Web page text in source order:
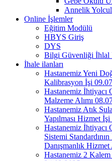
Annelik
Online İşlemler
Eğitim Modülü
HBYS Giriş
DYS
Bilgi Güvenliği İhlal
İhale ilanları
Hastanemiz Yeni
Kalibrasyon İşi
Hastanemiz
Malzeme Alımı
Hastanemiz Atık
Yapılması Hizmet
Hastanemiz İhtiyacı
Sistemi
Danışmanlık
Hastanemiz 2 Kalem